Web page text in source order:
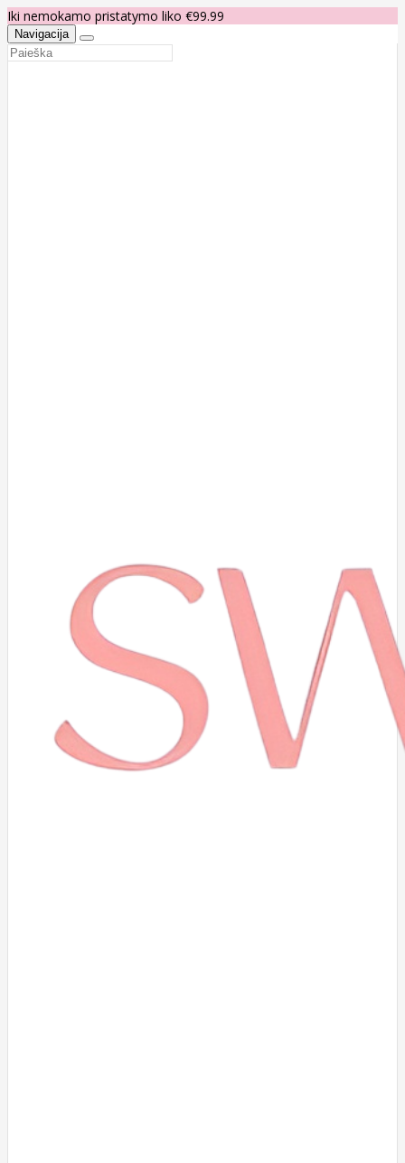
Iki nemokamo pristatymo liko €99.99
Navigacija